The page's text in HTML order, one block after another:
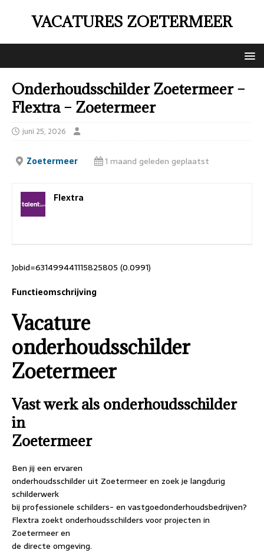
VACATURES ZOETERMEER
Onderhoudsschilder Zoetermeer –
Flextra – Zoetermeer
juni 25, 2026
Zoetermeer 1 maand geleden geplaatst
Flextra
Jobid=631499441115825805 (0.0991)
Functieomschrijving
Vacature
onderhoudsschilder
Zoetermeer
Vast werk als onderhoudsschilder
in
Zoetermeer
Ben jij een ervaren
onderhoudsschilder uit Zoetermeer en zoek je langdurig
schilderwerk
bij professionele schilders- en vastgoedonderhoudsbedrijven?
Flextra zoekt onderhoudsschilders voor projecten in
Zoetermeer en
de directe omgeving.